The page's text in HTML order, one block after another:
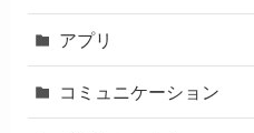
アプリ
コミュニケーション